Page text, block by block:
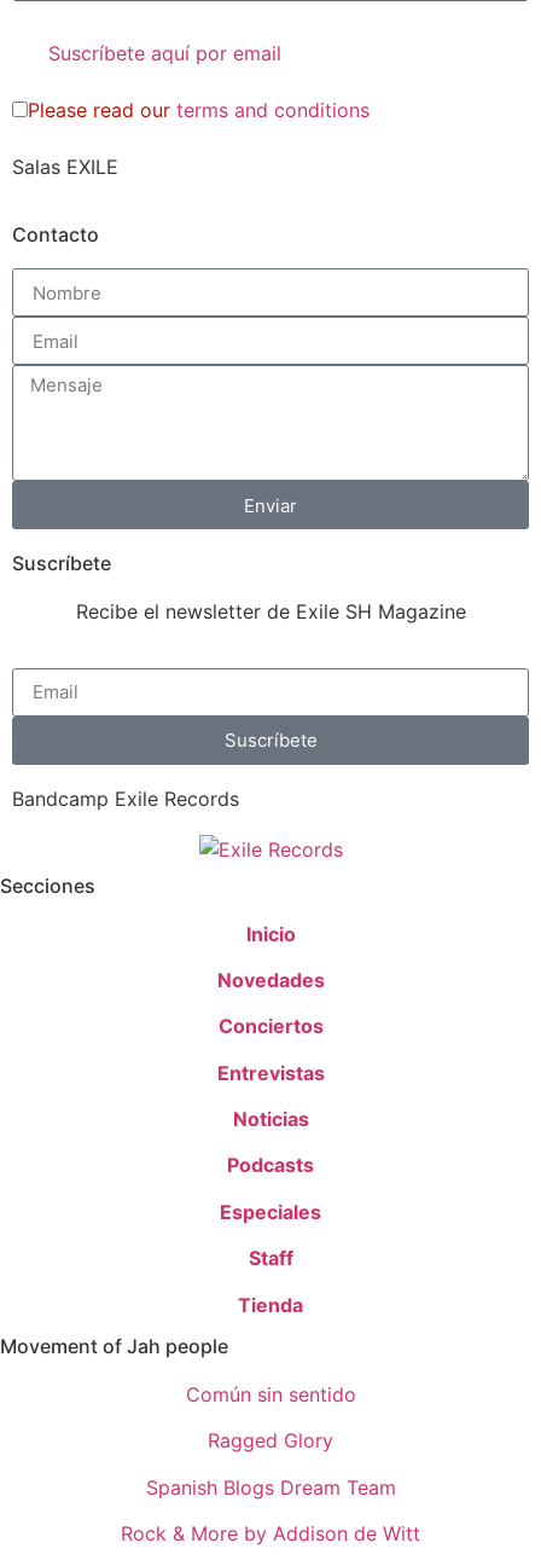
Please read our terms and conditions
Salas EXILE
Contacto
Enviar
Suscríbete
Recibe el newsletter de Exile SH Magazine
Suscríbete
Bandcamp Exile Records
Secciones
Inicio
Novedades
Conciertos
Entrevistas
Noticias
Podcasts
Especiales
Staff
Tienda
Movement of Jah people
Común sin sentido
Ragged Glory
Spanish Blogs Dream Team
Rock & More by Addison de Witt